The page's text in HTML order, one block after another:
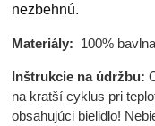
nezbehnú.
Materiály: 100%
Inštrukcie na údržbu:
na kratší cyklus pri
obsahujúci bielidlo!